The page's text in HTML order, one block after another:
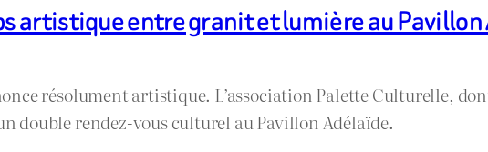
artistique entre granit et lumière au
résolument artistique. L’association Palette Culturelle, dont
double rendez-vous culturel au Pavillon Adélaïde.